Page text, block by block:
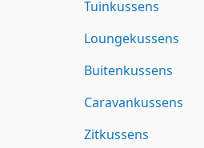
Tuinkussens
Loungekussens
Buitenkussens
Caravankussens
Zitkussens